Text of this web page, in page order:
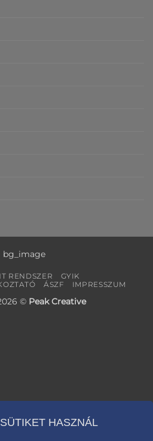
RENDSZER
GYIK
ÁSZF IMPRESSZUM
© Peak Creative
HASZNÁL